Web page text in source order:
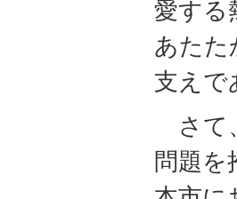
愛する
あたた
支えで
さて
問題を